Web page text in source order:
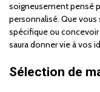
soigneusement pensé
personnalisé. Que
spécifique ou
saura donner vie à vos
Sélection de